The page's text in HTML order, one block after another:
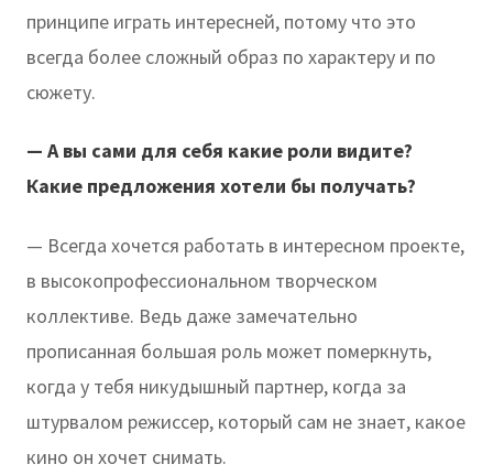
принципе играть интересней, потому что это
всегда более сложный образ по характеру и по
сюжету.
— А вы сами для себя какие роли видите?
Какие предложения хотели бы получать?
— Всегда хочется работать в интересном проекте,
в высокопрофессиональном творческом
коллективе. Ведь даже замечательно
прописанная большая роль может померкнуть,
когда у тебя никудышный партнер, когда за
штурвалом режиссер, который сам не знает, какое
кино он хочет снимать.